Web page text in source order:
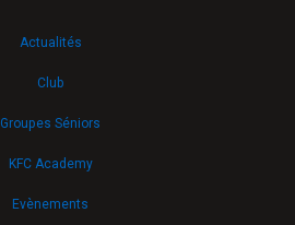
Actualités
Club
Groupes Séniors
KFC Academy
Evènements